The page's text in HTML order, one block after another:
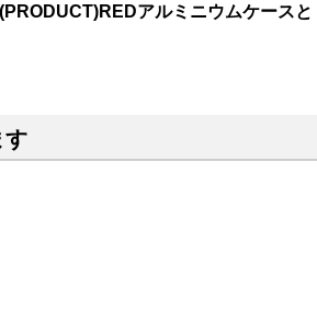
アルミニウムケースと
す